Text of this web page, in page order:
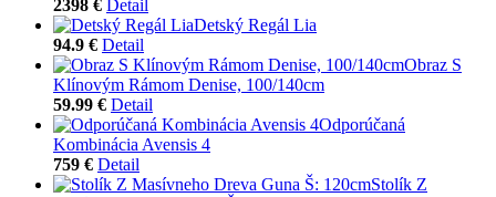
2398 € Detail
Detský Regál Lia
94.9 € Detail
Obraz S
Klínovým Rámom Denise, 100/140cm
59.99 € Detail
Odporúčaná
Kombinácia Avensis 4
759 € Detail
Stolík Z